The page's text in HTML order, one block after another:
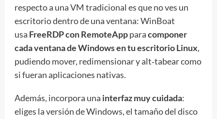
respecto a una VM tradicional es que no ves un
escritorio dentro de una ventana: WinBoat
usa FreeRDP con RemoteAppparacomponer
cada ventana de Windows en tu escritorio Linux,
pudiendo mover, redimensionar y alt‑tabear como
si fueran aplicaciones nativas.
Además, incorpora una interfaz muy cuidada:
eliges la versión de Windows, el tamaño del disco